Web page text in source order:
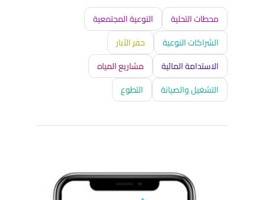
محطات التحلية
التوعية المجتمعية
الشراكات النوعية
حفر الآبار
الاستدامة المائية
مشاريع المياه
التشغيل والصيانة
التطوع